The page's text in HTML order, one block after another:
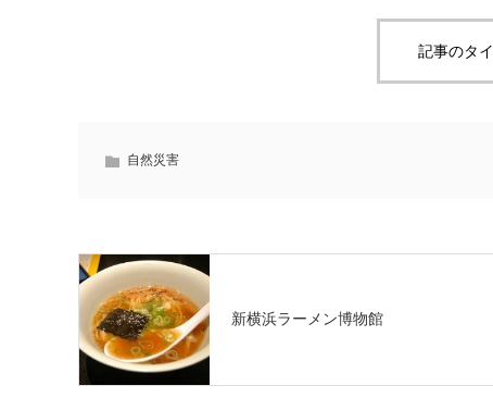
記事のタ
自然災害
新横浜ラーメン博物館